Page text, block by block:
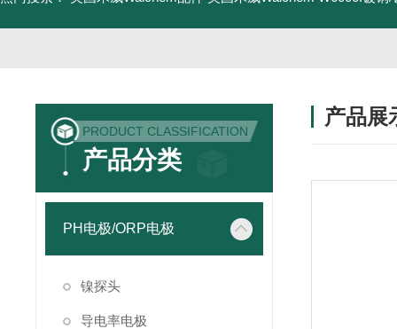
PRODUCT CLASSIFICATION
产品分类
PH电极/ORP电极
镍探头
导电率电极
产品展